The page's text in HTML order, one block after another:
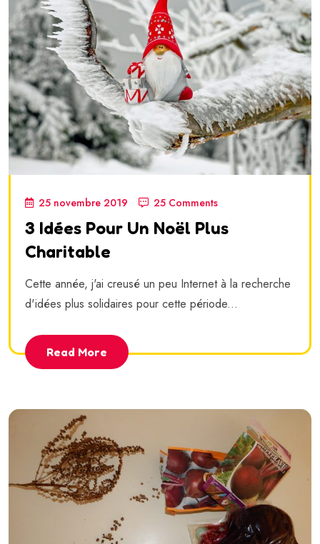
25 novembre 2019 25 Comments
3 Idées Pour Un Noël Plus
Charitable
Cette année, j'ai creusé un peu Internet à la recherche
d'idées plus solidaires pour cette période...
Read More